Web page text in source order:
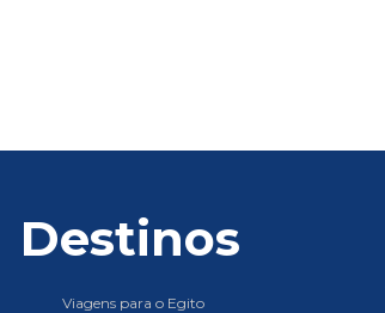
Destinos
Viagens para o Egito